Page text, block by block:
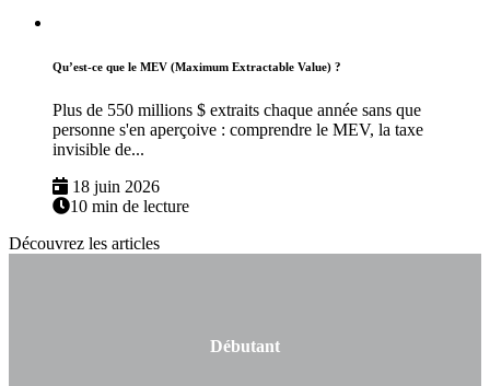
Qu’est-ce que le MEV (Maximum Extractable Value) ?
Plus de 550 millions $ extraits chaque année sans que
personne s'en aperçoive : comprendre le MEV, la taxe
invisible de...
18 juin 2026
10 min de lecture
Découvrez les articles
Débutant